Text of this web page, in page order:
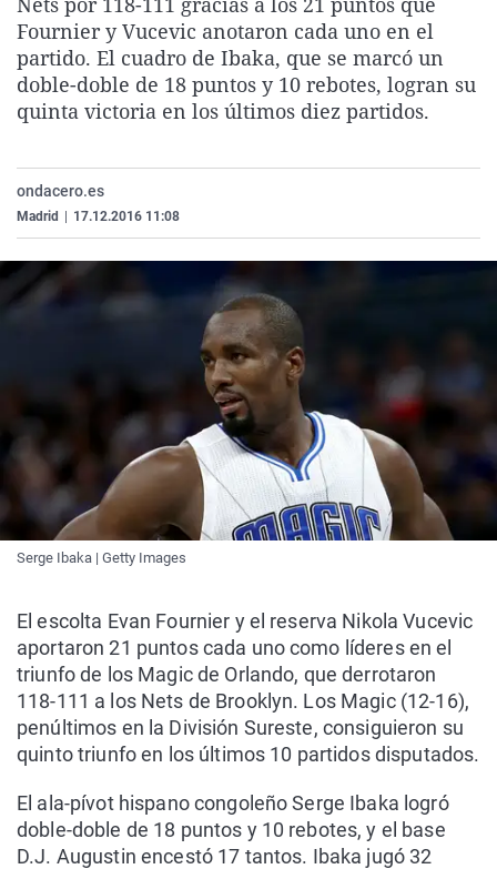
La rosa de los vientos
Gente viajera
Como el perro y el
Caso
Retornados
Equipo de
Extremadura
Galicia
La Rioja
País Vasco
Virales
Televisión
Elecciones
Fournier y Vucevic anotaron cada uno en el
partido. El cuadro de Ibaka, que se marcó un
doble-doble de 18 puntos y 10 rebotes, logran su
quinta victoria en los últimos diez partidos.
ondacero.es
Madrid 17.12.2016 11:08
Serge Ibaka | Getty Images
El escolta Evan Fournier y el reserva Nikola Vucevic
aportaron 21 puntos cada uno como líderes en el
triunfo de los Magic de Orlando, que derrotaron
118-111 a los Nets de Brooklyn. Los Magic (12-16),
penúltimos en la División Sureste, consiguieron su
quinto triunfo en los últimos 10 partidos disputados.
El ala-pívot hispano congoleño Serge Ibaka logró
doble-doble de 18 puntos y 10 rebotes, y el base
D.J. Augustin encestó 17 tantos. Ibaka jugó 32